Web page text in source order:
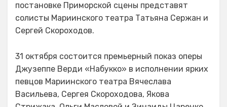
постановке Приморской сцены представят
солисты Мариинского театра Татьяна Сержан и
Сергей Скороходов.
31 октября состоится премьерный показ оперы
Джузеппе Верди «Набукко» в исполнении ярких
певцов Мариинского театра Вячеслава
Васильева, Сергея Скороходова, Якова